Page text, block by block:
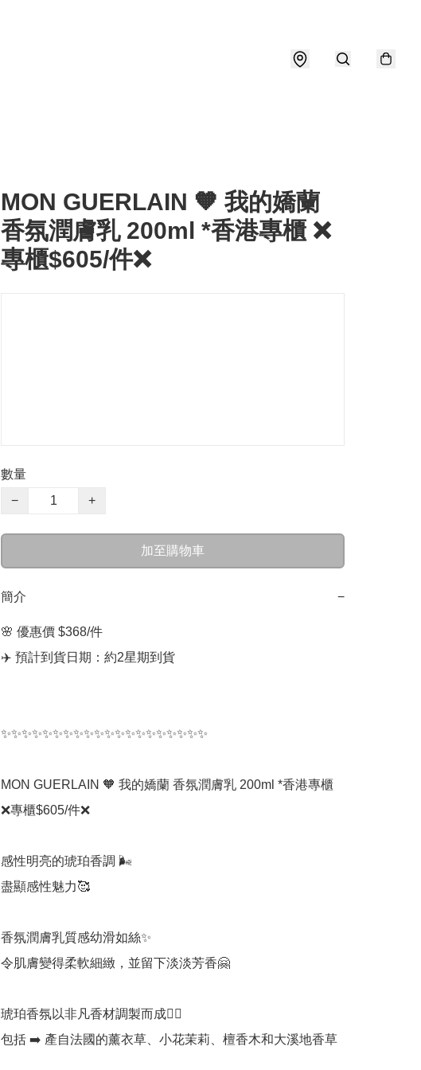
MON GUERLAIN 🧡 我的嬌蘭
香氛潤膚乳 200ml *香港專櫃 ❌
專櫃$605/件❌
數量
−
+
加至購物車
簡介 −
🌸 優惠價 $368/件
✈️ 預計到貨日期：約2星期到貨
✨✨✨✨✨✨✨✨✨✨✨✨✨✨✨✨✨✨✨✨
MON GUERLAIN 🧡 我的嬌蘭 香氛潤膚乳 200ml *香港專櫃
❌專櫃$605/件❌
感性明亮的琥珀香調 🌬️
盡顯感性魅力🥰
香氛潤膚乳質感幼滑如絲✨
令肌膚變得柔軟細緻，並留下淡淡芳香🤗
琥珀香氛以非凡香材調製而成👍🏻
包括 ➡️ 產自法國的薰衣草、小花茉莉、檀香木和大溪地香草